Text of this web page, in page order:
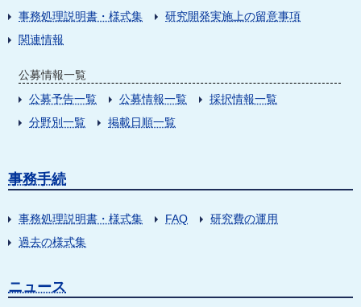
事務処理説明書・様式集
研究開発実施上の留意事項
関連情報
公募情報一覧
公募予告一覧
公募情報一覧
採択情報一覧
分野別一覧
掲載日順一覧
事務手続
事務処理説明書・様式集 FAQ
研究費の運用
過去の様式集
ニュース